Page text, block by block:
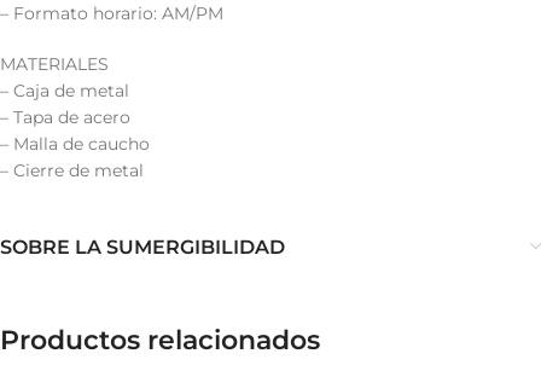
– Formato horario: AM/PM
MATERIALES
– Caja de metal
– Tapa de acero
– Malla de caucho
– Cierre de metal
SOBRE LA SUMERGIBILIDAD
Productos relacionados